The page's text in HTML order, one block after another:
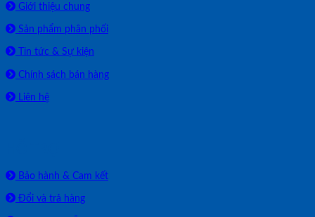
Giới thiệu chung
Sản phẩm phân phối
Tin tức & Sự kiện
Chính sách bán hàng
Liên hệ
Bảo hành & Cam kết
Đổi và trả hàng